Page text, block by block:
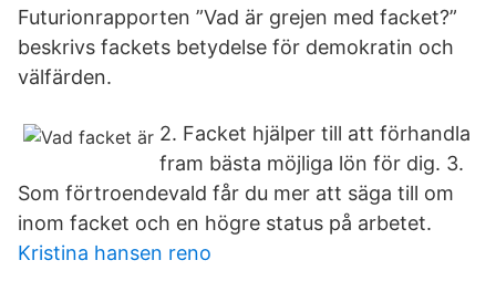
Futurionrapporten ”Vad är grejen med facket?”
beskrivs fackets betydelse för demokratin och
välfärden.
2. Facket hjälper till att förhandla
fram bästa möjliga lön för dig. 3.
Som förtroendevald får du mer att säga till om
inom facket och en högre status på arbetet.
Kristina hansen reno